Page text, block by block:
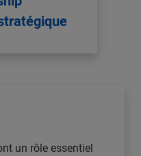
un rôle essentiel